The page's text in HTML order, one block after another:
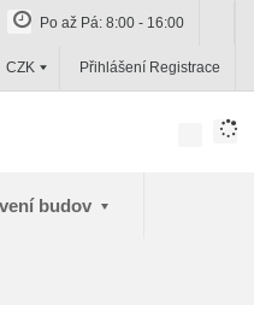
Po až Pá: 8:00 - 16:00
CZK Přihlášení Registrace
budov